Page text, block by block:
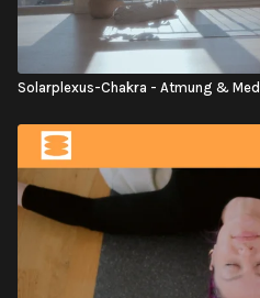
Solarplexus-Chakra - Atmung &